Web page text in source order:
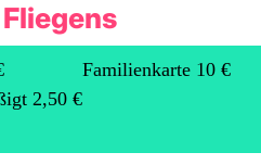
2,50 €
Familienkarte 10 €